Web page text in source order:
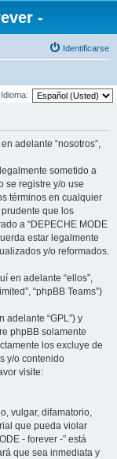
-
Identificarse
Idioma:
adelante “nosotros”,
sometido a
se registre y/o use
términos en cualquier
que los
a “DEPECHE MODE
estar legalmente
y/o reformados.
en adelante “ellos”,
“phpBB Teams”)
adelante “GPL”) y
phpBB solamente
los excluye de
y/o contenido
visite:
vulgar, difamatorio,
que pueda violar
- forever -” está
que sea inmediata y